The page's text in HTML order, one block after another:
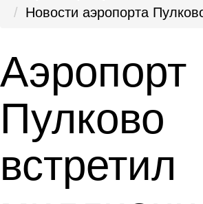
Новости аэропорта
Аэропорт
Пулково
встретил